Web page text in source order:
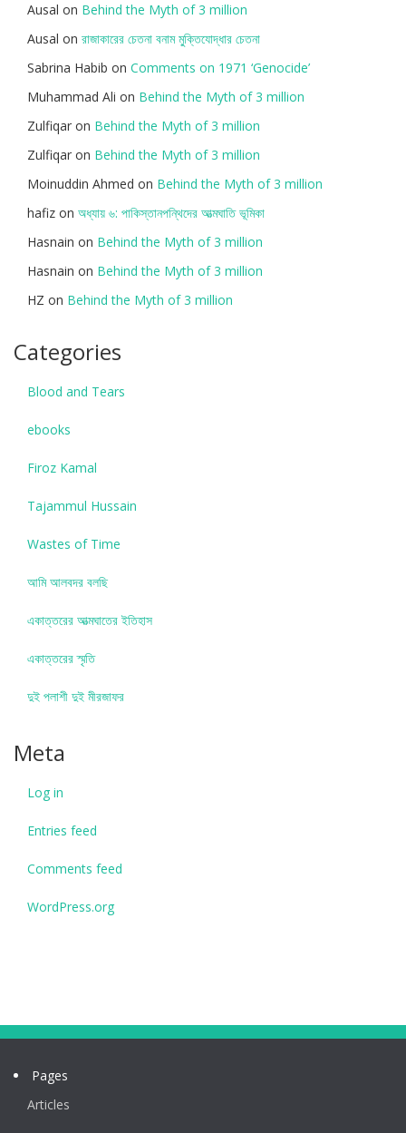
Ausal on Behind the Myth of 3 million
Ausal on রাজাকারের চেতনা বনাম মু্ক্তিযোদ্ধার চেতনা
Sabrina Habib on Comments on 1971 ‘Genocide’
Muhammad Ali on Behind the Myth of 3 million
Zulfiqar on Behind the Myth of 3 million
Zulfiqar on Behind the Myth of 3 million
Moinuddin Ahmed on Behind the Myth of 3 million
hafiz on অধ্যায় ৬: পাকিস্তানপন্থিদের আত্মঘাতি ভূমিকা
Hasnain on Behind the Myth of 3 million
Hasnain on Behind the Myth of 3 million
HZ on Behind the Myth of 3 million
Categories
Blood and Tears
ebooks
Firoz Kamal
Tajammul Hussain
Wastes of Time
আমি আলবদর বলছি
একাত্তরের আত্মঘাতের ইতিহাস
একাত্তরের স্মৃতি
দুই পলাশী দুই মীরজাফর
Meta
Log in
Entries feed
Comments feed
WordPress.org
Pages
Articles